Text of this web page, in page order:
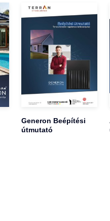
Generon Beépítési
útmutató